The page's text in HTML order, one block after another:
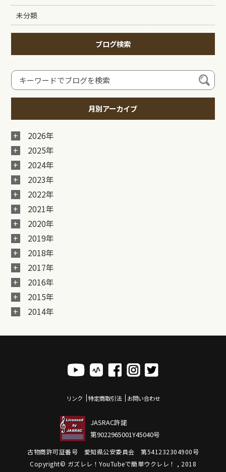
未分類
ブログ検索
月別アーカイブ
2026年
2025年
2024年
2023年
2022年
2021年
2020年
2019年
2018年
2017年
2016年
2015年
2014年
リンク 特定商取引法 お問い合わせ
JASRAC許諾
第9022965001Y45040号
古物商許可証番号 愛知県公安委員会 第541232304900号
Copyright© ガズレレ！YouTubeで簡単ウクレレ！ , 2018